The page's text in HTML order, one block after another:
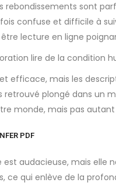
rebondissements sont
confuse et difficile à
lecture en ligne
lire de la condition
efficace, mais les
retrouvé plongé dans un
monde, mais pas
PDF
audacieuse, mais elle
ce qui enlève de la